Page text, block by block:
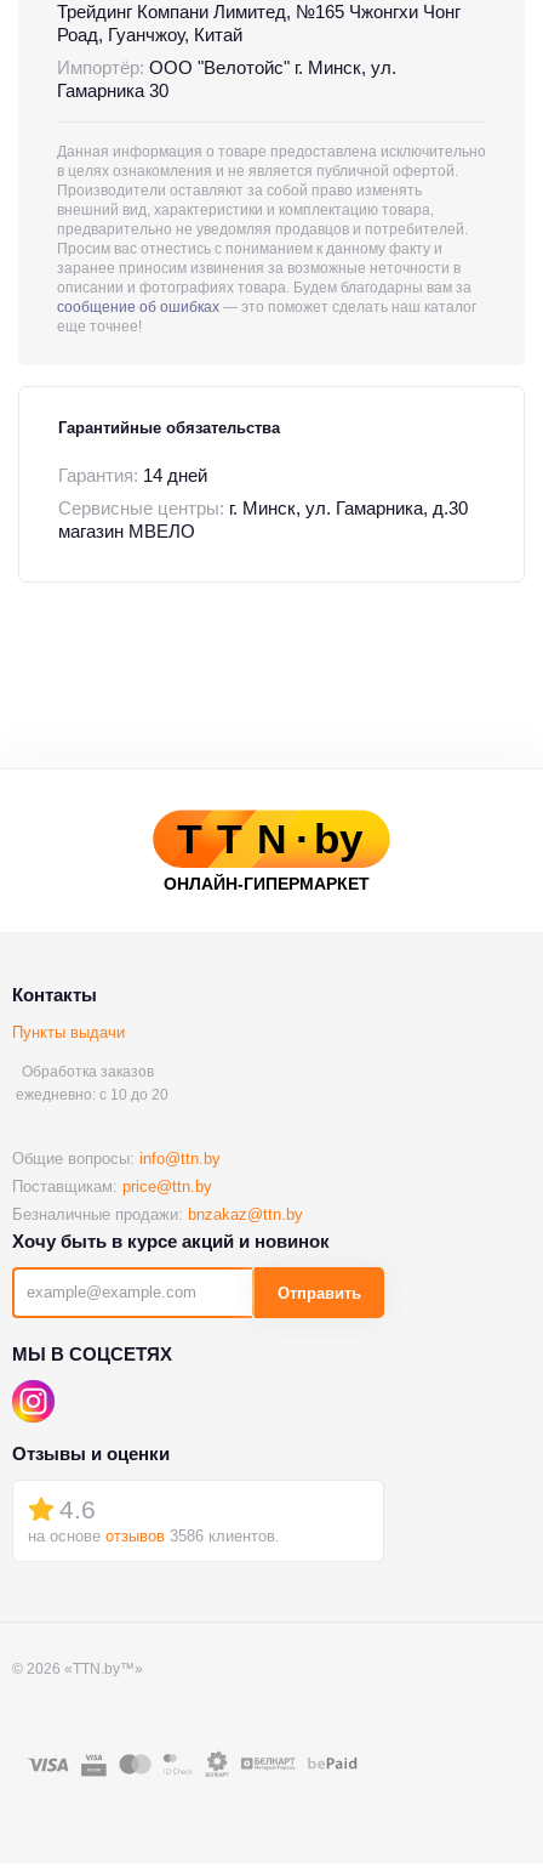
Трейдинг Компани Лимитед, №165 Чжонгхи Чонг
Роад, Гуанчжоу, Китай
Импортёр: ООО "Велотойс" г. Минск, ул.
Гамарника 30
Данная информация о товаре предоставлена исключительно
в целях ознакомления и не является публичной офертой.
Производители оставляют за собой право изменять
внешний вид, характеристики и комплектацию товара,
предварительно не уведомляя продавцов и потребителей.
Просим вас отнестись с пониманием к данному факту и
заранее приносим извинения за возможные неточности в
описании и фотографиях товара. Будем благодарны вам за
сообщение об ошибках — это поможет сделать наш каталог
еще точнее!
Гарантийные обязательства
Гарантия: 14 дней
Сервисные центры: г. Минск, ул. Гамарника, д.30
магазин МВЕЛО
Контакты
Пункты выдачи
Обработка заказов
ежедневно: с 10 до 20
Общие вопросы: info@ttn.by
Поставщикам: price@ttn.by
Безналичные продажи: bnzakaz@ttn.by
Хочу быть в курсе акций и новинок
Отправить
МЫ В СОЦСЕТЯХ
Отзывы и оценки
4.6
на основе отзывов 3586 клиентов.
© 2026 «TTN.by™»